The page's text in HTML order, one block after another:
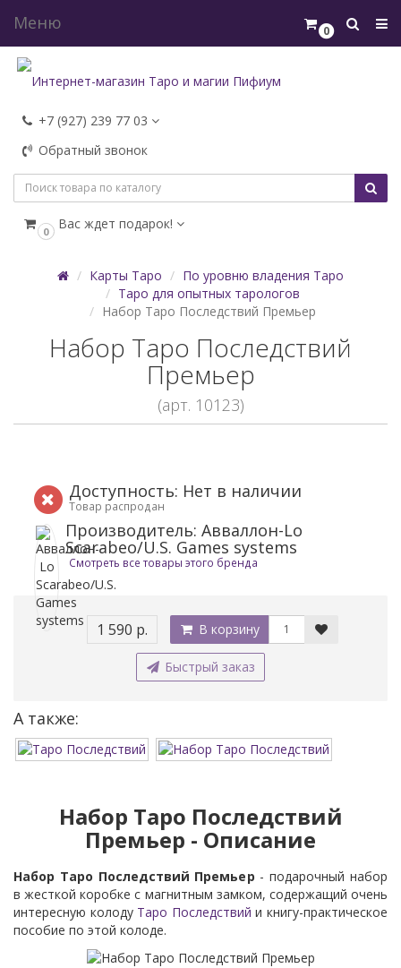
Меню 0
+7 (927) 239 77 03
Обратный звонок
0 Вас ждет подарок!
Карты Таро
По уровню владения Таро
Таро для опытных тарологов
Набор Таро Последствий Премьер
Набор Таро Последствий
Премьер
(арт. 10123)
Доступность: Нет в наличии
Товар распродан
Производитель: Авваллон-Lo
Scarabeo/U.S. Games systems
Смотреть все товары этого бренда
1 590 р. В корзину
Быстрый заказ
А также:
Набор Таро Последствий
Премьер - Описание
Набор Таро Последствий Премьер - подарочный набор
в жесткой коробке с магнитным замком, содержащий очень
интересную колоду Таро Последствий и книгу-практическое
пособие по этой колоде.